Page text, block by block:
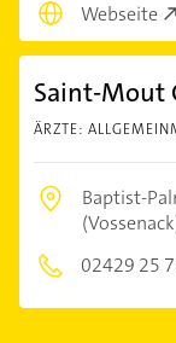
Webseite
Saint-Mout
ÄRZTE:
Baptist-
02429 25